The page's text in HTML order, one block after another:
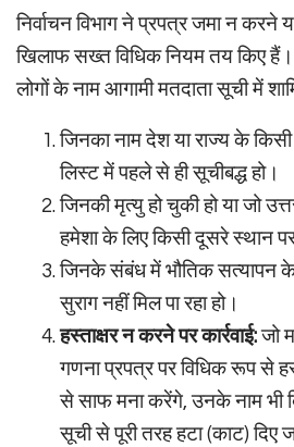
निर्वाचन विभाग ने प्रपत्र जमा न करने
खिलाफ सख्त विधिक नियम तय किए
लोगों के नाम आगामी मतदाता सूची में
जिनका नाम देश या राज्य के
लिस्ट में पहले से ही सूचीबद्ध हो।
जिनकी मृत्यु हो चुकी हो या जो
हमेशा के लिए किसी दूसरे स्थान पर
जिनके संबंध में भौतिक सत्यापन के
सुराग नहीं मिल पा रहा हो।
हस्ताक्षर न करने पर कार्रवाई:जो
गणना प्रपत्र पर विधिक रूप से
से साफ मना करेंगे, उनके नाम भी
सूची से पूरी तरह हटा (काट) दिए